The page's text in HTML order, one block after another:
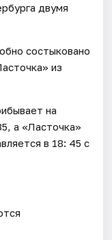
двумя
состыковано
из
на
а «Ласточка»
в 18: 45 с